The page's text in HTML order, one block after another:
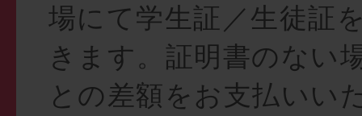
場にて学生証／生徒証
きます。証明書のない
との差額をお支払いい